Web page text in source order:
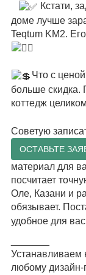
Кстати,
доме лучше
Teqtum KM2.
Что с
больше скидка.
коттедж
Советую
ОСТАВЬТЕ
материал для
посчитает
Оле, Казани и
обязывает.
удобное для
Устанавливаем
любому дизайн-